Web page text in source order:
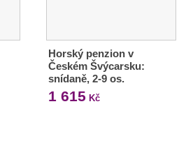
Horský penzion v
Českém Švýcarsku:
snídaně, 2-9 os.
1 615 Kč